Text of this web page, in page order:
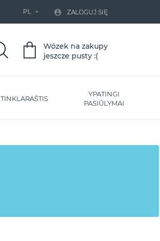
PL   ZALOGUJ SIĘ
Wózek na zakupy
jeszcze pusty :(
TINKLARAŠTIS
YPATINGI
PASIŪLYMAI